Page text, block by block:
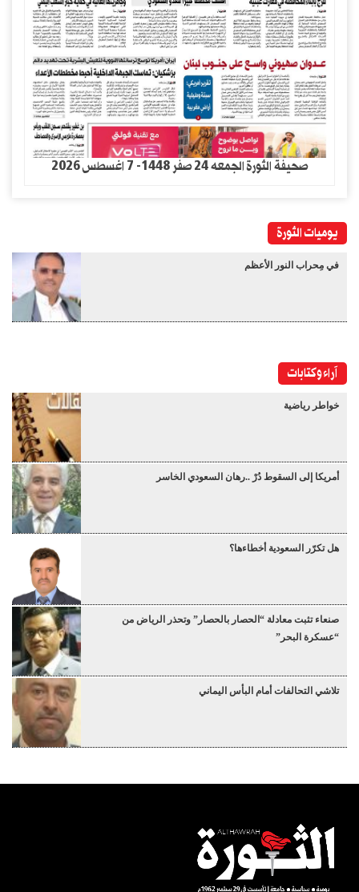
صحيفة الثورة الجمعه 24 صفر 1448- 7 اغسطس 2026
يوميات الثورة
في مِحراب النور الأعظم
آراء وكتابات
خواطر رياضية
أمريكا إلى السقوط دُرْ ..رهان السعودي الخاسر
هل تكرّر السعودية أخطاءها؟
صنعاء تثبت معادلة “الحصار بالحصار” وتحذر الرياض من
“عسكرة البحر”
تلاشي التحالفات أمام البأس اليماني